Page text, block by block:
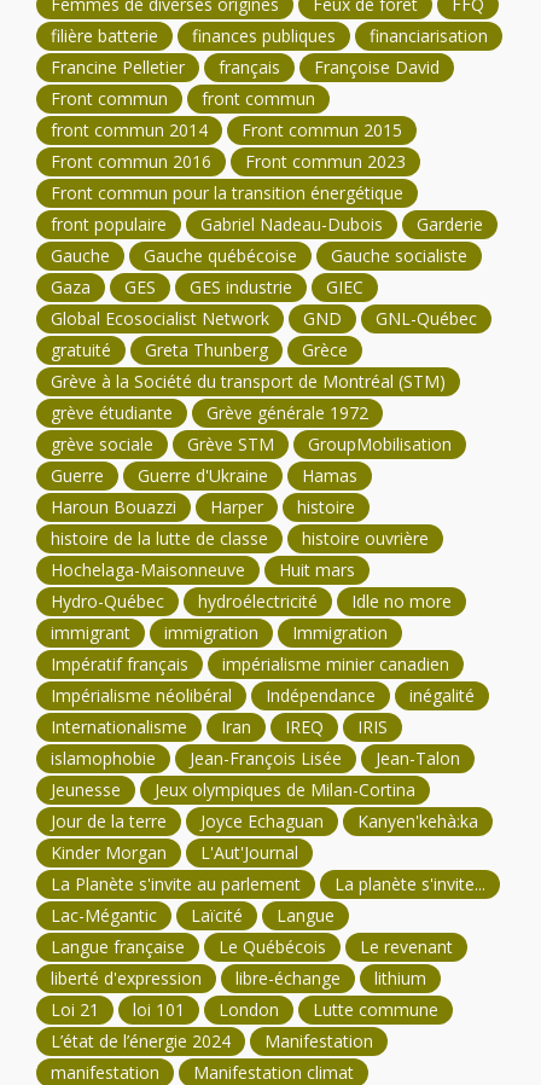
filière batterie
finances publiques
financiarisation
Francine Pelletier
français
Françoise David
Front commun
front commun
front commun 2014
Front commun 2015
Front commun 2016
Front commun 2023
Front commun pour la transition énergétique
front populaire
Gabriel Nadeau-Dubois
Garderie
Gauche
Gauche québécoise
Gauche socialiste
Gaza
GES GES industrie
GIEC
Global Ecosocialist Network
GND
GNL-Québec
gratuité
Greta Thunberg
Grèce
Grève à la Société du transport de Montréal (STM)
grève étudiante
Grève générale 1972
grève sociale
Grève STM
GroupMobilisation
Guerre
Guerre d'Ukraine
Hamas
Haroun Bouazzi
Harper
histoire
histoire de la lutte de classe
histoire ouvrière
Hochelaga-Maisonneuve
Huit mars
Hydro-Québec
hydroélectricité
Idle no more
immigrant
immigration
Immigration
Impératif français
impérialisme minier canadien
Impérialisme néolibéral
Indépendance
inégalité
Internationalisme
Iran IREQ
IRIS
islamophobie
Jean-François Lisée
Jean-Talon
Jeunesse
Jeux olympiques de Milan-Cortina
Jour de la terre
Joyce Echaguan
Kanyen'kehà:ka
Kinder Morgan
L'Aut'Journal
La Planète s'invite au parlement
La planète s'invite...
Lac-Mégantic
Laïcité
Langue
Langue française
Le Québécois
Le revenant
liberté d'expression
libre-échange
lithium
Loi 21
loi 101 London
Lutte commune
L’état de l’énergie 2024
Manifestation
manifestation
Manifestation climat